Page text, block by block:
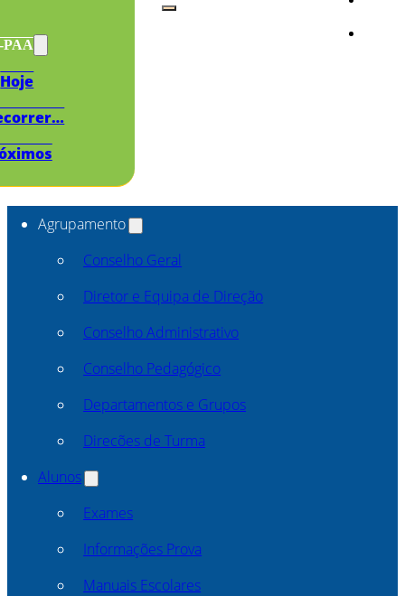
PAA
Hoje
Agrupamento
Conselho Geral
Diretor e Equipa de Direção
Conselho Administrativo
Conselho Pedagógico
Departamentos e Grupos
Direcões de Turma
Alunos
Exames
Informações Prova
Manuais Escolares